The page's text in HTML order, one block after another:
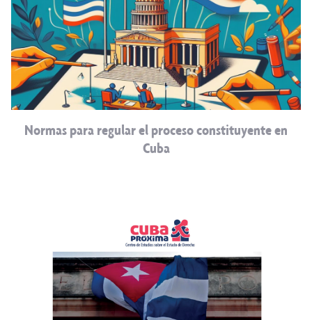
Normas para regular el proceso constituyente en
Cuba